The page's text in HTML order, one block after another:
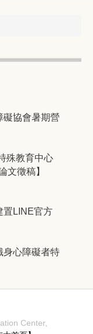
礙協會暑期營
殊教育中心
文徵稿】
置LINE官方
身心障礙者特
Center,